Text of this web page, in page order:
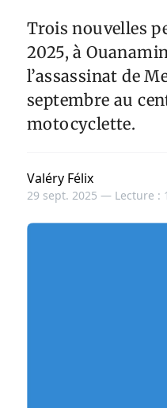
Trois nouvelles
2025, à
l’assassinat de
septembre au
motocyclette.
Valéry Félix
29 sept. 2025 — Lecture :